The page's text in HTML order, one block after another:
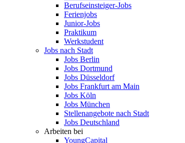
Berufseinsteiger-Jobs
Ferienjobs
Junior-Jobs
Praktikum
Werkstudent
Jobs nach Stadt
Jobs Berlin
Jobs Dortmund
Jobs Düsseldorf
Jobs Frankfurt am Main
Jobs Köln
Jobs München
Stellenangebote nach Stadt
Jobs Deutschland
Arbeiten bei
YoungCapital